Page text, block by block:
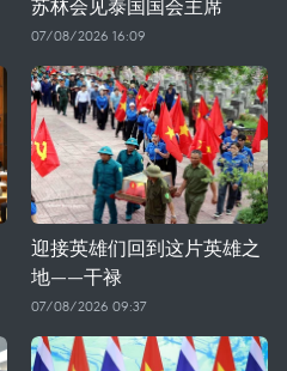
苏林会见泰国国会主席
07/08/2026 16:09
迎接英雄们回到这片英雄之
地——干禄
07/08/2026 09:37